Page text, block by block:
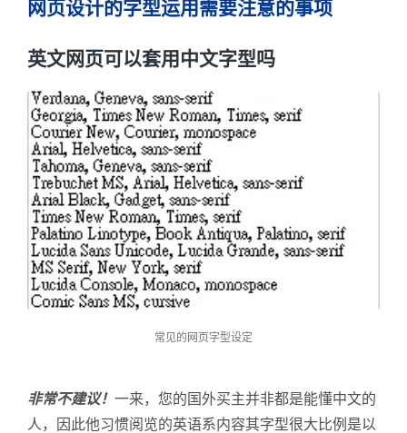
网页设计的字型运用需要注意的事项
英文网页可以套用中文字型吗
常见的网页字型设定
非常不建议！ 一来，您的国外买主并非都是能懂中文的
人，因此他习惯阅览的英语系内容其字型很大比例是以